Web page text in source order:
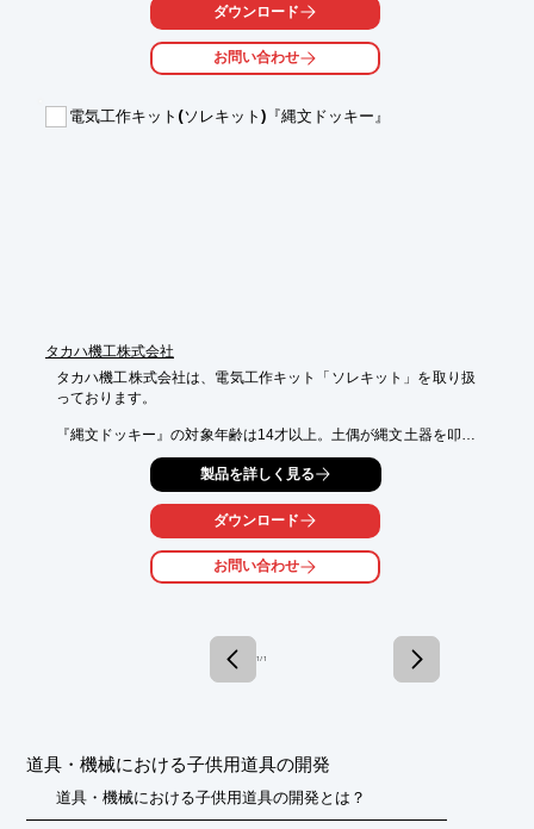
得ている「プリケツ」やオフィス内の被害を最小限に食い止める
キャスターストッパー「ヒト☆フンバリー」など様々な製品をラ
ゴムや樹脂の特性を知り尽くしているから発想できるユニークな
ダウンロード
お問い合わせ
電気工作キット(ソレキット)『縄文ドッキー』
タカハ機工株式会社
タカハ機工株式会社は、電気工作キット「ソレキット」を取り扱
っております。
『縄文ドッキー』の対象年齢は14才以上。土偶が縄文土器を叩い
打楽器のような音を奏でるタカハオリジナルシリーズの製品で
その他にも、漫画家やクリエイターなどいろんな方々とコラボし
ユニークな製品をご用意。
行うことで子どもたちに好奇心を持たせるきっかけを与えます。
■完成サイズ：約 縦10 X 横8.5 X 奥行10 (cm)
■完成品重量：111 g
■電源：DC5V(モバイルバッテリーやUSB電源アダプタをご用意
製品を詳しく見る
ダウンロード
お問い合わせ
1 / 1
道具・機械における子供用道具の開発
道具・機械における子供用道具の開発とは？